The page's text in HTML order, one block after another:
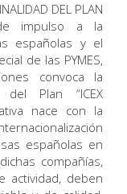
DEL PLAN
impulso a la
españolas y el
de las PYMES,
convoca la
Plan “ICEX
nace con la
españolas en
compañías,
actividad, deben